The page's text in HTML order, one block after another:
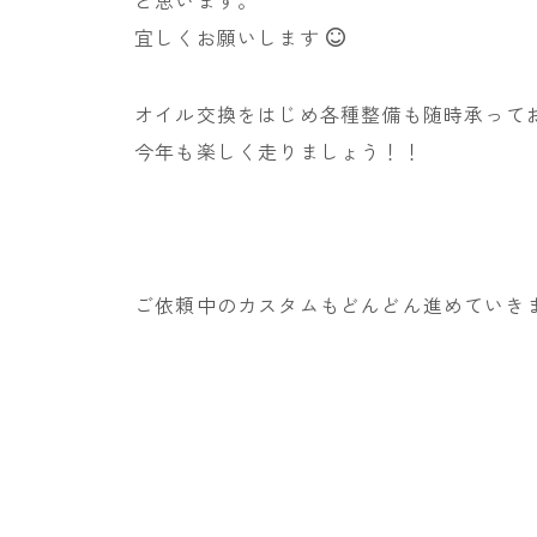
宜しくお願いします
オイル交換をはじめ各種整備も随時承って
今年も楽しく走りましょう！！
ご依頼中のカスタムもどんどん進めてい